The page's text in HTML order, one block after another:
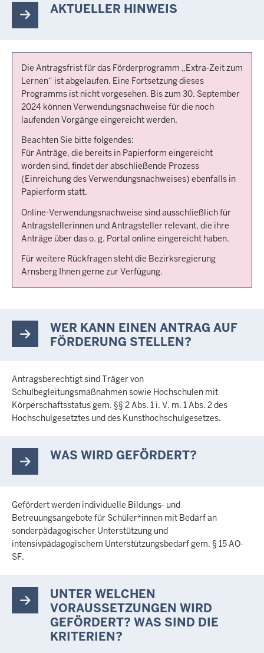
AKTUELLER HINWEIS
Die Antragsfrist für das Förderprogramm „Extra-Zeit zum
Lernen“ ist abgelaufen. Eine Fortsetzung dieses
Programms ist nicht vorgesehen. Bis zum 30. September
2024 können Verwendungsnachweise für die noch
laufenden Vorgänge eingereicht werden.
Beachten Sie bitte folgendes:
Für Anträge, die bereits in Papierform eingereicht
worden sind, findet der abschließende Prozess
(Einreichung des Verwendungsnachweises) ebenfalls in
Papierform statt.
Online-Verwendungsnachweise sind ausschließlich für
Antragstellerinnen und Antragsteller relevant, die ihre
Anträge über das o. g. Portal online eingereicht haben.
Für weitere Rückfragen steht die Bezirksregierung
Arnsberg Ihnen gerne zur Verfügung.
WER KANN EINEN ANTRAG AUF
FÖRDERUNG STELLEN?
Antragsberechtigt sind Träger von
Schulbegleitungsmaßnahmen sowie Hochschulen mit
Körperschaftsstatus gem. §§ 2 Abs. 1 i. V. m. 1 Abs. 2 des
Hochschulgesetztes und des Kunsthochschulgesetzes.
WAS WIRD GEFÖRDERT?
Gefördert werden individuelle Bildungs- und
Betreuungsangebote für Schüler*innen mit Bedarf an
sonderpädagogischer Unterstützung und
intensivpädagogischem Unterstützungsbedarf gem. § 15 AO-
SF.
UNTER WELCHEN
VORAUSSETZUNGEN WIRD
GEFÖRDERT? WAS SIND DIE
KRITERIEN?